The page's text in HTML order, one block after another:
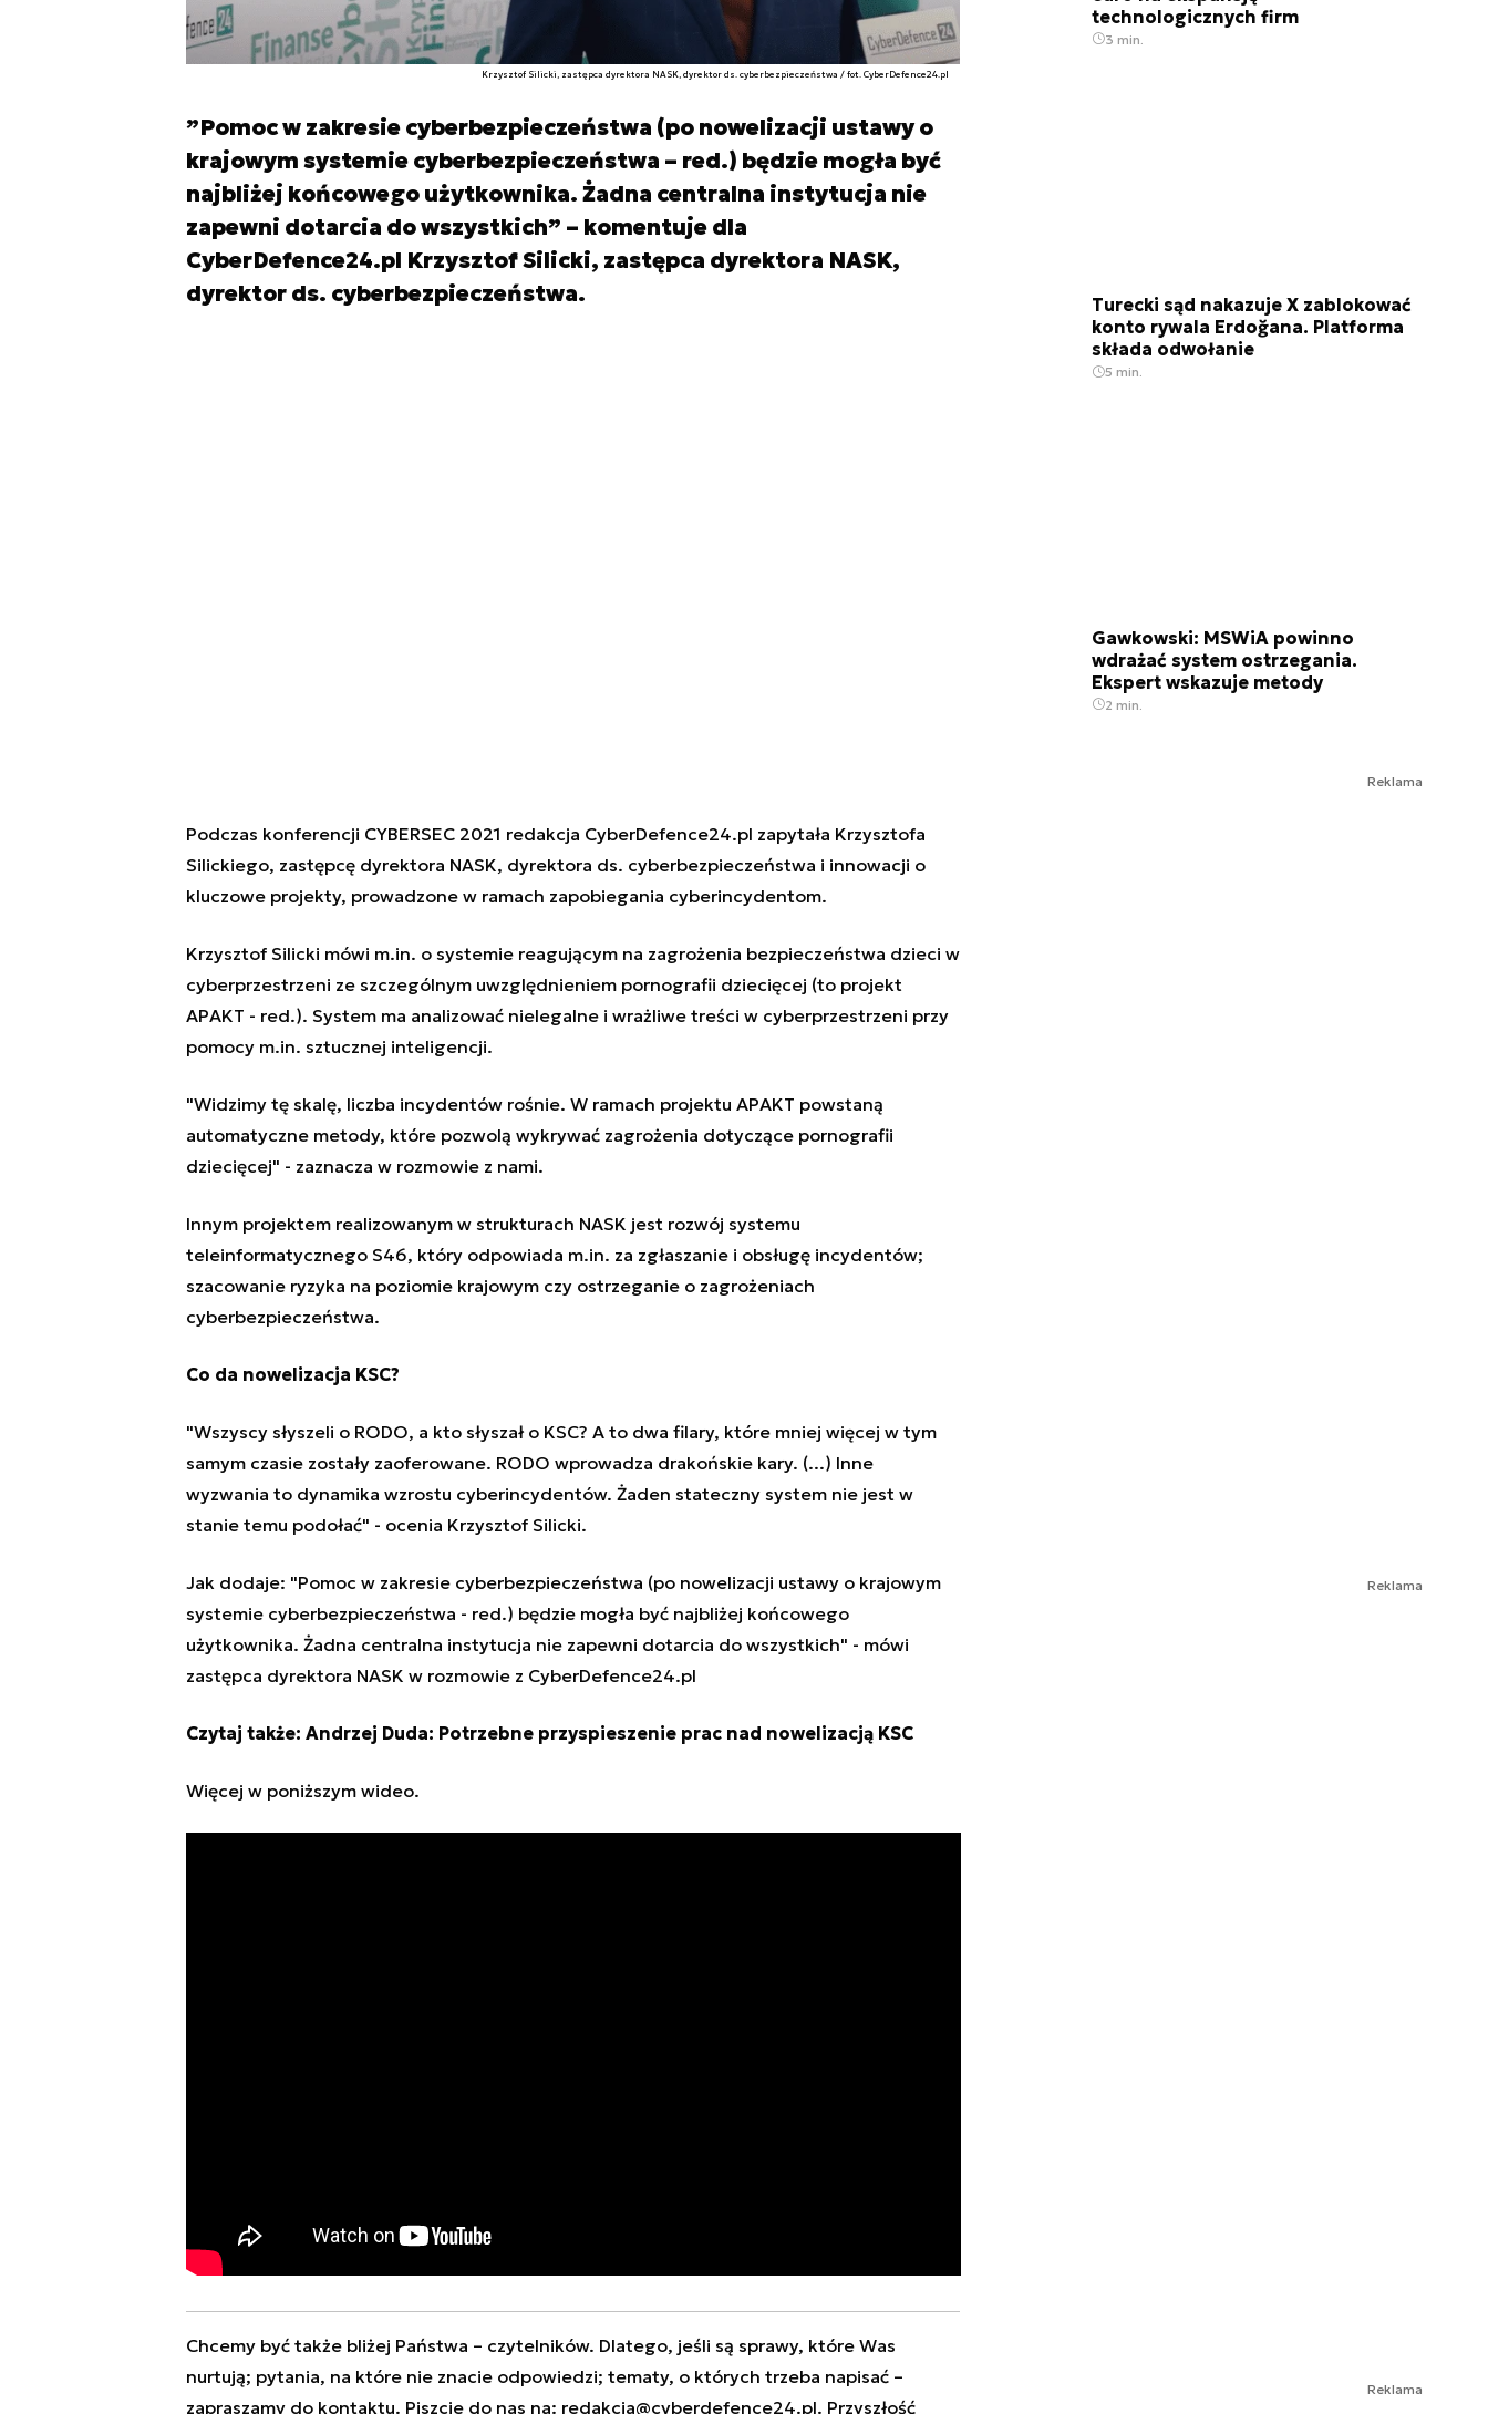
Krzysztof Silicki, zastępca dyrektora NASK, dyrektor ds. cyberbezpieczeństwa / fot. CyberDefence24.pl
”Pomoc w zakresie cyberbezpieczeństwa (po nowelizacji ustawy o
krajowym systemie cyberbezpieczeństwa – red.) będzie mogła być
najbliżej końcowego użytkownika. Żadna centralna instytucja nie
zapewni dotarcia do wszystkich” – komentuje dla
CyberDefence24.pl Krzysztof Silicki, zastępca dyrektora NASK,
dyrektor ds. cyberbezpieczeństwa.
Podczas konferencji CYBERSEC 2021 redakcja CyberDefence24.pl zapytała Krzysztofa
Silickiego, zastępcę dyrektora NASK, dyrektora ds. cyberbezpieczeństwa i innowacji o
kluczowe projekty, prowadzone w ramach zapobiegania cyberincydentom.
Krzysztof Silicki mówi m.in. o systemie reagującym na zagrożenia bezpieczeństwa dzieci w
cyberprzestrzeni ze szczególnym uwzględnieniem pornografii dziecięcej (to projekt
APAKT - red.). System ma analizować nielegalne i wrażliwe treści w cyberprzestrzeni przy
pomocy m.in. sztucznej inteligencji.
"Widzimy tę skalę, liczba incydentów rośnie. W ramach projektu APAKT powstaną
automatyczne metody, które pozwolą wykrywać zagrożenia dotyczące pornografii
dziecięcej" - zaznacza w rozmowie z nami.
Innym projektem realizowanym w strukturach NASK jest rozwój systemu
teleinformatycznego S46, który odpowiada m.in. za zgłaszanie i obsługę incydentów;
szacowanie ryzyka na poziomie krajowym czy ostrzeganie o zagrożeniach
cyberbezpieczeństwa.
Co da nowelizacja KSC?
"Wszyscy słyszeli o RODO, a kto słyszał o KSC? A to dwa filary, które mniej więcej w tym
samym czasie zostały zaoferowane. RODO wprowadza drakońskie kary. (...) Inne
wyzwania to dynamika wzrostu cyberincydentów. Żaden stateczny system nie jest w
stanie temu podołać" - ocenia Krzysztof Silicki.
Jak dodaje: "Pomoc w zakresie cyberbezpieczeństwa (po nowelizacji ustawy o krajowym
systemie cyberbezpieczeństwa - red.) będzie mogła być najbliżej końcowego
użytkownika. Żadna centralna instytucja nie zapewni dotarcia do wszystkich" - mówi
zastępca dyrektora NASK w rozmowie z CyberDefence24.pl
Czytaj także: Andrzej Duda: Potrzebne przyspieszenie prac nad nowelizacją KSC
Więcej w poniższym wideo.
Chcemy być także bliżej Państwa – czytelników. Dlatego, jeśli są sprawy, które Was
nurtują; pytania, na które nie znacie odpowiedzi; tematy, o których trzeba napisać –
zapraszamy do kontaktu. Piszcie do nas na: redakcja@cyberdefence24.pl. Przyszłość
technologicznych firm
3 min.
Turecki sąd nakazuje X zablokować
konto rywala Erdoğana. Platforma
składa odwołanie
5 min.
Gawkowski: MSWiA powinno
wdrażać system ostrzegania.
Ekspert wskazuje metody
2 min.
Reklama
Reklama
Reklama